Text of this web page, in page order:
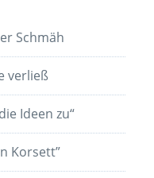
Schmäh
verließ
Ideen zu“
Korsett”